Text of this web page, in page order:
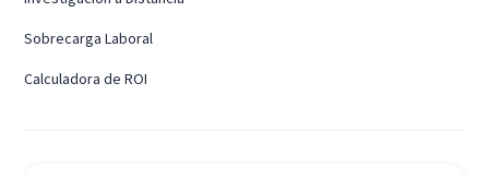
Sobrecarga Laboral
Calculadora de ROI